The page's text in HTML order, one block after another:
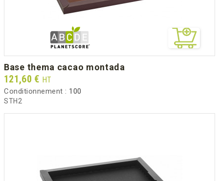
base thema cacao montada
Prix
121,60 € HT
Conditionnement : 100
STH2